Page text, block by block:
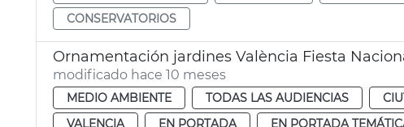
CONSERVATORIOS
Ornamentación jardines València Fiesta
modificado hace 10 meses
MEDIO AMBIENTE TODAS LAS AUDIENCIAS
VALENCIA
EN PORTADA EN PORTADA